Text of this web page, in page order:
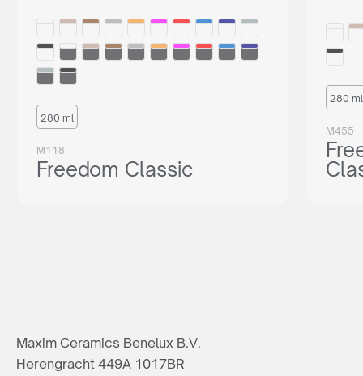
280 ml
M118
Freedom Classic
280 ml
M455
Maxim Ceramics Benelux B.V.
Herengracht 449A 1017BR